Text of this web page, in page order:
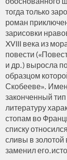
тогда только
роман
зарисовки
XVIII века из
повести
и др.) выросла
образцом
Скобееве».
законченный
литературу
стопам во
списку
сливы в золотой
заменил